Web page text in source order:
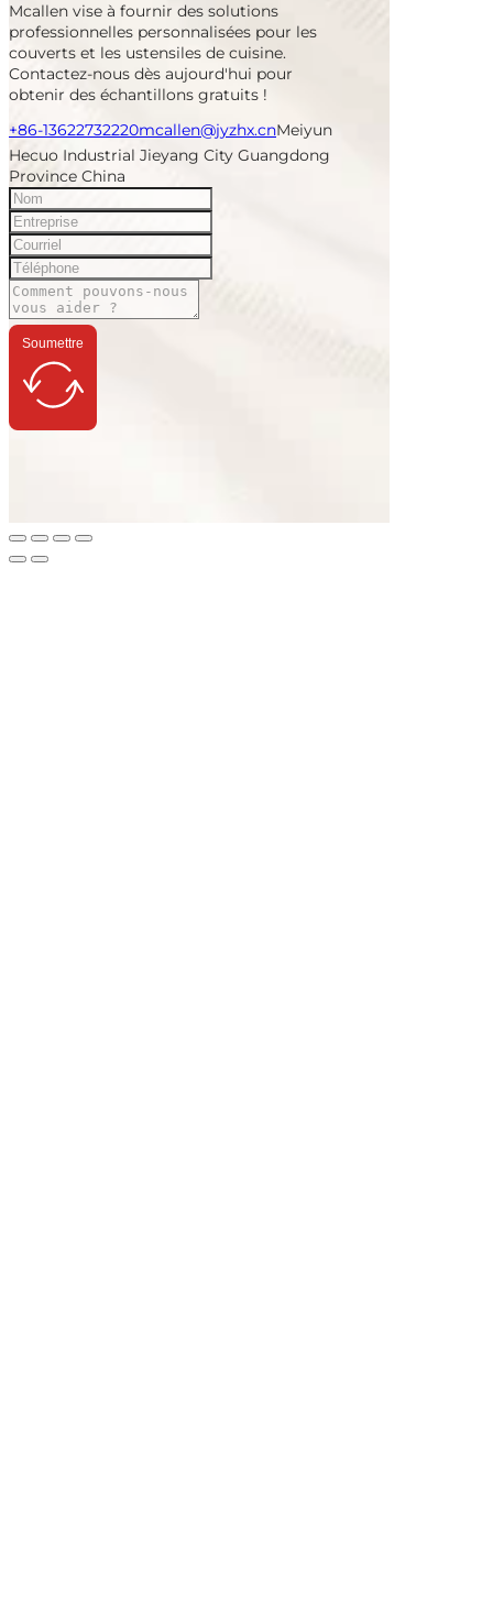
Mcallen vise à fournir des solutions
professionnelles personnalisées pour les
couverts et les ustensiles de cuisine.
Contactez-nous dès aujourd'hui pour
obtenir des échantillons gratuits !
+86-13622732220mcallen@jyzhx.cnMeiyun
Hecuo Industrial Jieyang City Guangdong
Province China
Soumettre